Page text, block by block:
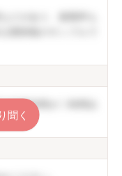
残業時間が〇時間以
聞く